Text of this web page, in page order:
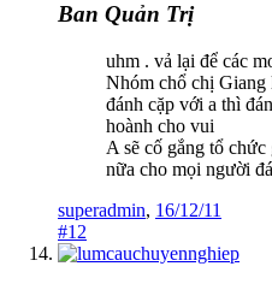
Ban Quản Trị
uhm . vả lại để các
Nhóm chổ chị Giang
đánh cặp với a thì
hoành cho vui
A sẽ cố gắng tổ
nữa cho mọi người
superadmin, 16/12/11
#12